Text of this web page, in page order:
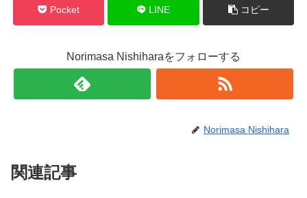
Pocket LINE コピー
Norimasa Nishiharaをフォローする
Norimasa Nishihara
関連記事